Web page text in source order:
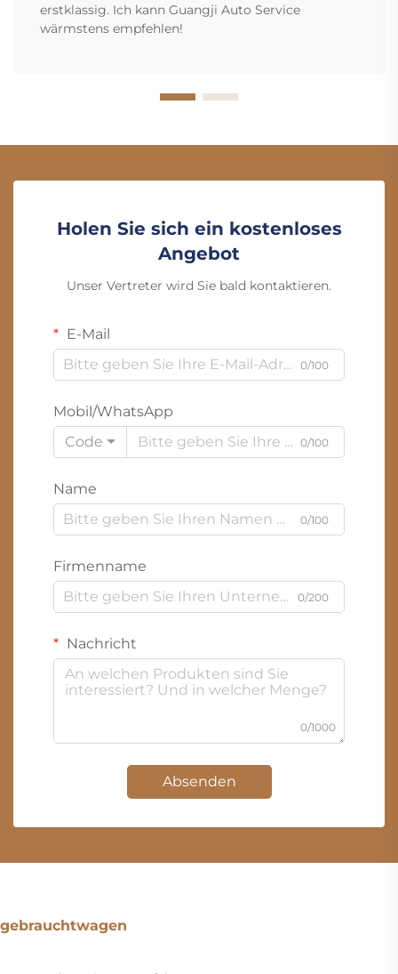
erstklassig. Ich kann Guangji Auto Service
wärmstens empfehlen!
Holen Sie sich ein kostenloses
Angebot
Unser Vertreter wird Sie bald kontaktieren.
E-Mail
0/100
Mobil/WhatsApp
Code
0/100
Name
0/100
Firmenname
0/200
Nachricht
0/1000
Absenden
gebrauchtwagen